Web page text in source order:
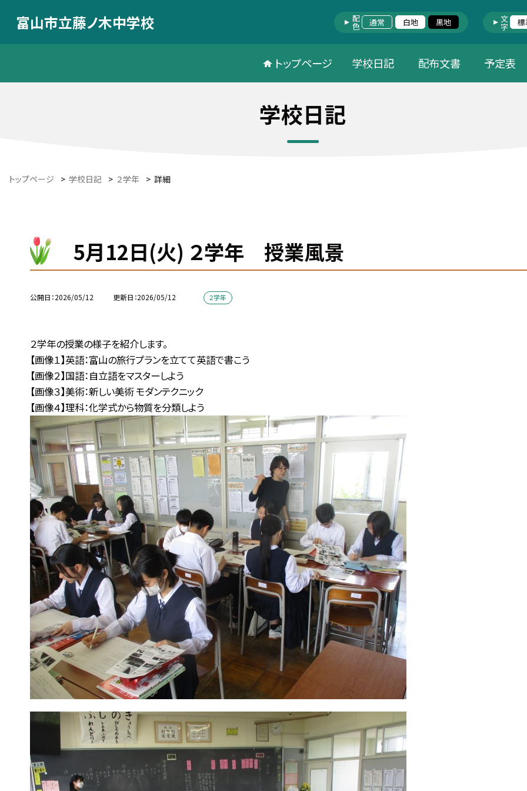
富山市立藤ノ木中学校 配色 通常 白地 黒地 文字
トップページ 学校日記 配布文書 予定表
学校日記
トップページ > 学校日記 > ２学年 > 詳細
5月12日(火) ２学年 授業風景
公開日 2026/05/12 更新日 2026/05/12 ２学年
２学年の授業の様子を紹介します。
【画像１】英語：富山の旅行プランを立てて英語で書こう
【画像２】国語：自立語をマスターしよう
【画像３】美術：新しい美術 モダンテクニック
【画像４】理科：化学式から物質を分類しよう